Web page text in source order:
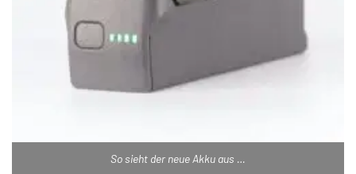
So sieht der neue Akku aus …